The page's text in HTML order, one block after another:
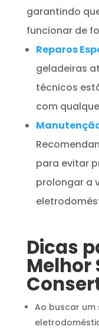
garantindo
funcionar de
Reparos
geladeiras
técnicos
com
para evitar
prolongar a
Dicas
Melhor
Ao buscar